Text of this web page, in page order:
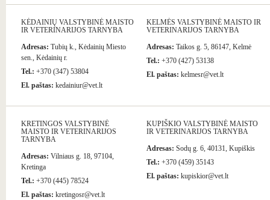
KĖDAINIŲ VALSTYBINĖ MAISTO
IR VETERINARIJOS TARNYBA
Adresas: Tubių k., Kėdainių Miesto
sen., Kėdainių r.
Tel.: +370 (347) 53804
El. paštas: kedainiur@vet.lt
KELMĖS VALSTYBINĖ MAISTO IR
VETERINARIJOS TARNYBA
Adresas: Taikos g. 5, 86147, Kelmė
Tel.: +370 (427) 53138
El. paštas: kelmesr@vet.lt
KRETINGOS VALSTYBINĖ
MAISTO IR VETERINARIJOS
TARNYBA
Adresas: Vilniaus g. 18, 97104,
Kretinga
Tel.: +370 (445) 78524
El. paštas: kretingosr@vet.lt
KUPIŠKIO VALSTYBINĖ MAISTO
IR VETERINARIJOS TARNYBA
Adresas: Sodų g. 6, 40131, Kupiškis
Tel.: +370 (459) 35143
El. paštas: kupiskior@vet.lt